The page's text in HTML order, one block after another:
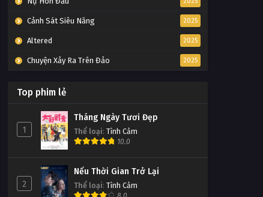
Cảnh Sát Siêu Năng 2025
Altered 2025
Chuyện Xảy Ra Trên Đảo 2025
Top phim lẻ
1
Tháng Ngày Tươi Đẹp
Thể loại: Tình Cảm
10.0
2
Nếu Thời Gian Trở Lại
Thể loại: Tình Cảm